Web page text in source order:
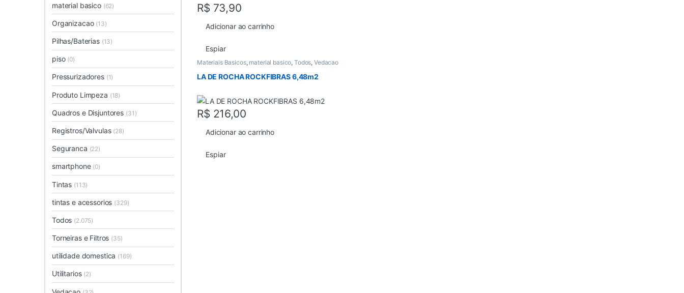
R$ 73,90
Adicionar ao carrinho
Espiar
Materiais Basicos, material basico, Todos,Vedacao
LA DE ROCHA ROCKFIBRAS 6,48m2
R$ 216,00
Adicionar ao carrinho
Espiar
material basico (62)
Organizacao (13)
Pilhas/Baterias (13)
piso (0)
Pressurizadores (1)
Produto Limpeza (18)
Quadros e Disjuntores (31)
Registros/Valvulas (28)
Seguranca (22)
smartphone (0)
Tintas (113)
tintas e acessorios (329)
Todos (2.075)
Torneiras e Filtros (35)
utilidade domestica (169)
Utilitarios (2)